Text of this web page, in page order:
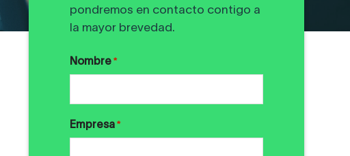
pondremos en contacto contigo a
la mayor brevedad.
Nombre *
Empresa *